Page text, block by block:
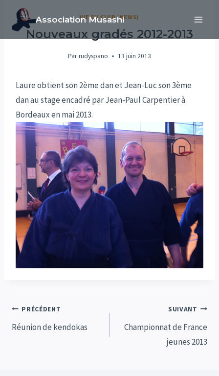
contenu
Association Musashi
VIE DU CLUB (NEWS)
Nouveaux gradés 2012-2013
Par rudyspano 13 juin 2013
Laure obtient son 2ème dan et Jean-Luc son 3ème
dan au stage encadré par Jean-Paul Carpentier à
Bordeaux en mai 2013.
Navigation
de
PRÉCÉDENT
Réunion de kendokas
SUIVANT
Championnat de France
jeunes 2013